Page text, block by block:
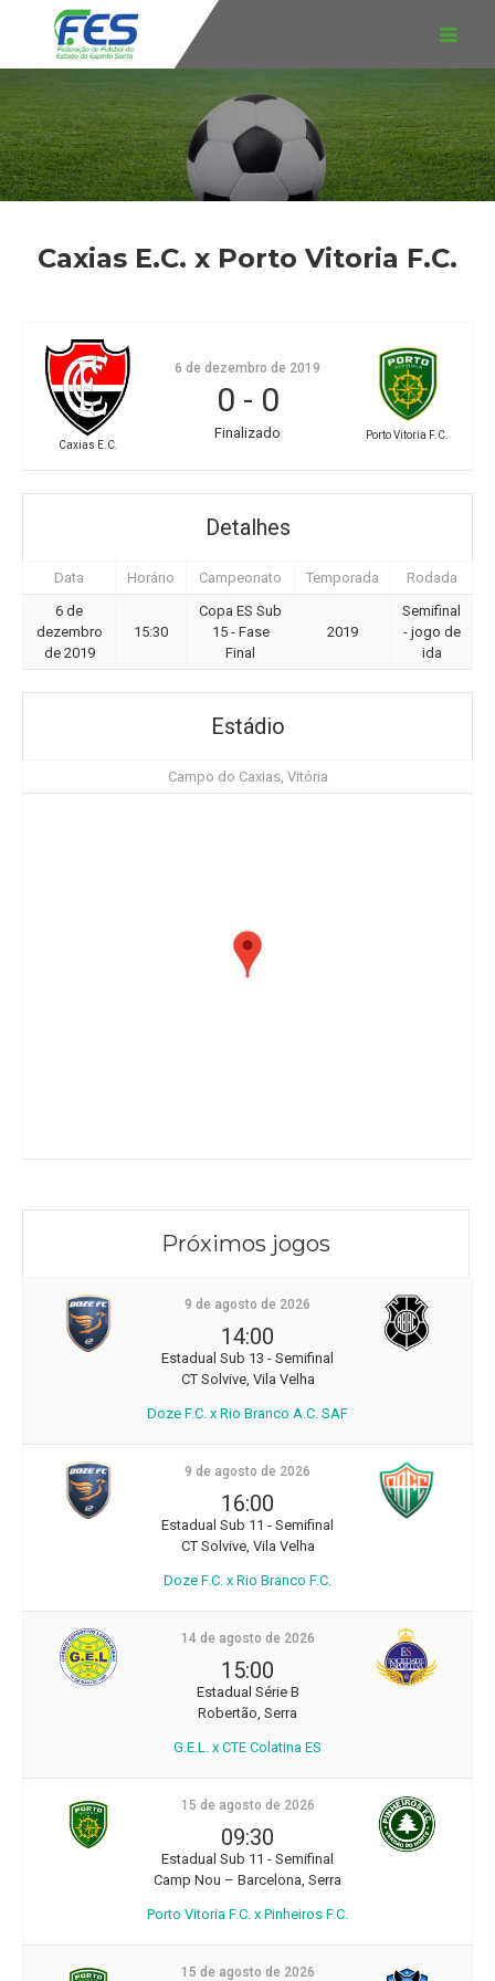
Caxias E.C. x Porto Vitoria F.C.
Caxias E.C.
Porto Vitoria F.C.
6 de dezembro de 2019
0 - 0
Finalizado
Detalhes
Data Horário Campeonato Temporada
Rodada
6 de
dezembro
de 2019
15:30
Copa ES Sub
15 - Fase
Final
2019
Semifinal
- jogo de
ida
Estádio
Campo do Caxias, Vitória
Próximos jogos
9 de agosto de 2026
14:00
Estadual Sub 13 - Semifinal
CT Solvive, Vila Velha
Doze F.C. x Rio Branco A.C. SAF
9 de agosto de 2026
16:00
Estadual Sub 11 - Semifinal
CT Solvive, Vila Velha
Doze F.C. x Rio Branco F.C.
14 de agosto de 2026
15:00
Estadual Série B
Robertão, Serra
G.E.L. x CTE Colatina ES
15 de agosto de 2026
09:30
Estadual Sub 11 - Semifinal
Camp Nou – Barcelona, Serra
Porto Vitoria F.C. x Pinheiros F.C.
15 de agosto de 2026